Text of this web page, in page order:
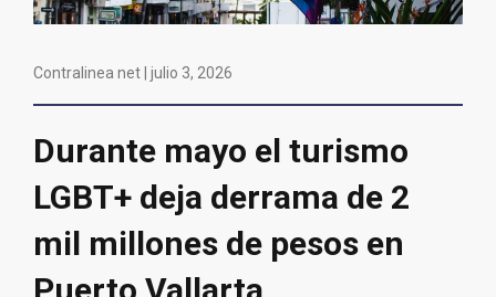
Contralinea net | julio 3, 2026
Durante mayo el turismo
LGBT+ deja derrama de 2
mil millones de pesos en